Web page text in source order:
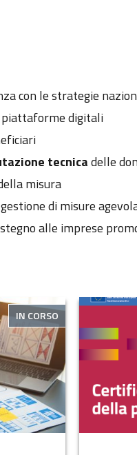
con le strategie
digitali
tecnicadelle
misura
di misure
alle imprese
IN CORSO